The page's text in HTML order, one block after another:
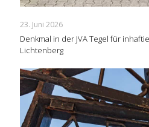
23. Juni 2026
Denkmal in der JVA Tegel für
Lichtenberg